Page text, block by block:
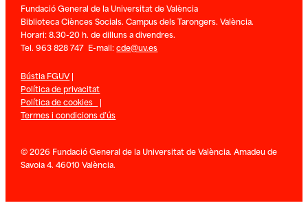
Fundació General de la Universitat de València
Biblioteca Ciènces Socials. Campus dels Tarongers. València.
Horari: 8.30-20 h. de dilluns a divendres.
Tel. 963 828 747 E-mail:cde@uv.es
Bústia FGUV|
Política de privacitat
Política de cookies |
Termes i condicions d’ús
© 2026 Fundació General de la Universitat de València. Amadeu de
Savoia 4. 46010 València.